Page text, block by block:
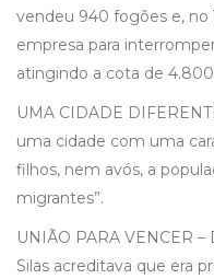
vendeu 940 fogões e, no
empresa para
atingindo a cota de
UMA CIDADE
uma cidade com uma
filhos, nem avós, a
migrantes”.
UNIÃO PARA VENCER
Silas acreditava que era